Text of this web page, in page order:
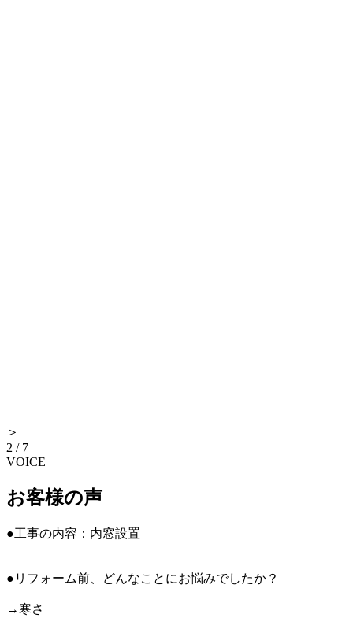
＞
2 / 7
VOICE
お客様の声
●工事の内容：内窓設置
●リフォーム前、どんなことにお悩みでしたか？
→寒さ